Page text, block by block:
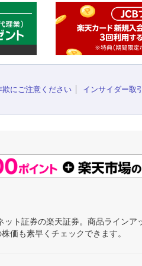
欺にご注意ください インサイダー取
ト証券の楽天証券。商品ライン
価も素早くチェックできます。